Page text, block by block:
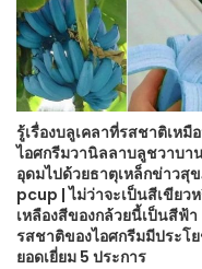
รู้เรื่องบลูเคลาที่รสชาติเหมื
ไอศกรีมวานิลลาบลูชวาบา
อุดมไปด้วยธาตุเหล็กข่าวสุ
pcup | ไม่ว่าจะเป็นสีเขียว
เหลืองสีของกล้วยนี้เป็นสีฟ้า
รสชาติของไอศกรีมมีประโ
ยอดเยี่ยม 5 ประการ